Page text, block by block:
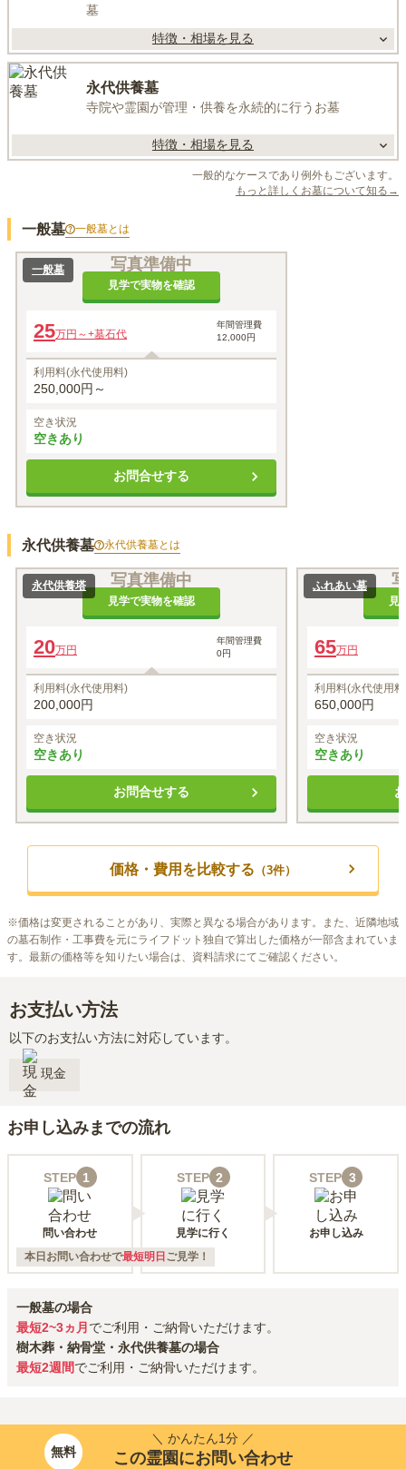
墓
特徴・相場を見る
永代供養墓
寺院や霊園が管理・供養を永続的に行うお墓
特徴・相場を見る
一般的なケースであり例外もございます。
もっと詳しくお墓について知る→
一般墓 一般墓とは
写真準備中
見学で実物を確認
一般墓
25万円～+墓石代
年間管理費
12,000円
利用料(永代使用料)
250,000円～
空き状況
空きあり
お問合せする
永代供養墓 永代供養墓とは
写真準備中
見学で実物を確認
永代供養塔
20万円
年間管理費
0円
利用料(永代使用料)
200,000円
空き状況
空きあり
お問合せする
見
ふれあい墓
65万円
利用料(永代使用
650,000円
空き状況
空きあり
価格・費用を比較する （3件）
※価格は変更されることがあり、実際と異なる場合があります。また、近隣地域
の墓石制作・工事費を元にライフドット独自で算出した価格が一部含まれていま
す。最新の価格等を知りたい場合は、資料請求にてご確認ください。
お支払い方法
以下のお支払い方法に対応しています。
現金
お申し込みまでの流れ
STEP 1
問い合わせ
STEP 2
見学に行く
STEP 3
お申し込み
本日お問い合わせで最短明日 ご見学！
一般墓の場合
最短2~3ヵ月 でご利用・ご納骨いただけます。
樹木葬・納骨堂・永代供養墓の場合
最短2週間でご利用・ご納骨いただけます。
無料
＼ かんたん1分 ／
この霊園にお問い合わせ